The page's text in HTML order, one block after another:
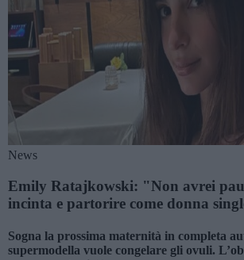
News
Emily Ratajkowski: "Non avrei
incinta e partorire come donna
Sogna la prossima maternità in completa
supermodella vuole congelare gli ovuli.